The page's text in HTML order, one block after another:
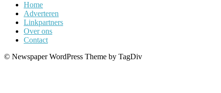
Home
Adverteren
Linkpartners
Over ons
Contact
© Newspaper WordPress Theme by TagDiv